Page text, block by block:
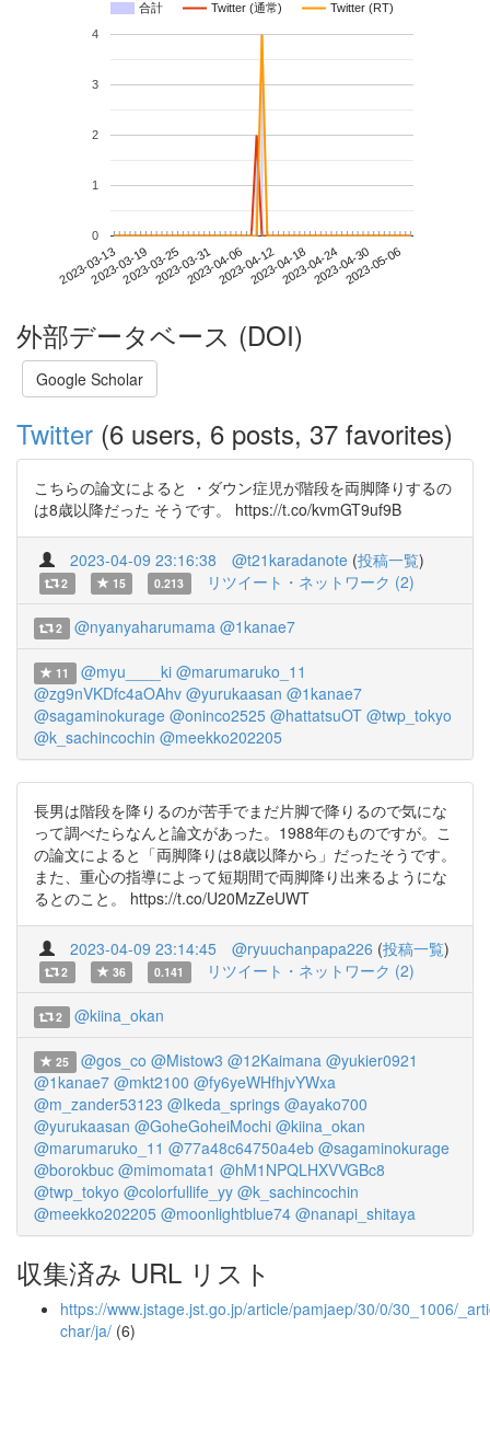
合計 Twitter (通常) Twitter (RT)
2023-03-132023-03-192023-03-252023-03-312023-04-062023-04-122023-04-182023-04-242023-04-302023-05-06
0
1
2
3
4
外部データベース (DOI)
Google Scholar
Twitter (6 users, 6 posts, 37 favorites)
こちらの論文によると ・ダウン症児が階段を両脚降りするの
は8歳以降だった そうです。 https://t.co/kvmGT9uf9B
2023-04-09 23:16:38 @t21karadanote (投稿一覧)
2 15 0.213 リツイート・ネットワーク (2)
2 @nyanyaharumama @1kanae7
11 @myu____ki @marumaruko_11
@zg9nVKDfc4aOAhv @yurukaasan @1kanae7
@sagaminokurage @oninco2525 @hattatsuOT @twp_tokyo
@k_sachincochin @meekko202205
長男は階段を降りるのが苦手でまだ片脚で降りるので気にな
って調べたらなんと論文があった。1988年のものですが。こ
の論文によると「両脚降りは8歳以降から」だったそうです。
また、重心の指導によって短期間で両脚降り出来るようにな
るとのこと。 https://t.co/U20MzZeUWT
2023-04-09 23:14:45 @ryuuchanpapa226 (投稿一覧)
2 36 0.141 リツイート・ネットワーク (2)
2 @kiina_okan
25 @gos_co @Mistow3 @12Kaimana @yukier0921
@1kanae7 @mkt2100 @fy6yeWHfhjvYWxa
@m_zander53123 @Ikeda_springs @ayako700
@yurukaasan @GoheGoheiMochi @kiina_okan
@marumaruko_11 @77a48c64750a4eb @sagaminokurage
@borokbuc @mimomata1 @hM1NPQLHXVVGBc8
@twp_tokyo @colorfullife_yy @k_sachincochin
@meekko202205 @moonlightblue74 @nanapi_shitaya
収集済み URL リスト
https://www.jstage.jst.go.jp/article/pamjaep/30/0/30_1006/
char/ja/ (6)